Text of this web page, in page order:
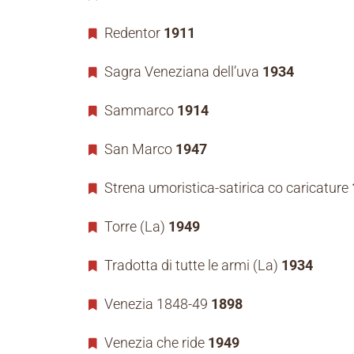
Redentor 1911
Sagra Veneziana dell’uva 1934
Sammarco 1914
San Marco 1947
Strena umoristica-satirica co caricature
Torre (La) 1949
Tradotta di tutte le armi (La) 1934
Venezia 1848-49 1898
Venezia che ride 1949